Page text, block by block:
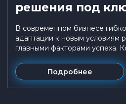
решения под
В современном бизнесе
адаптации к новым условиям
главными факторами успеха.
Подробнее